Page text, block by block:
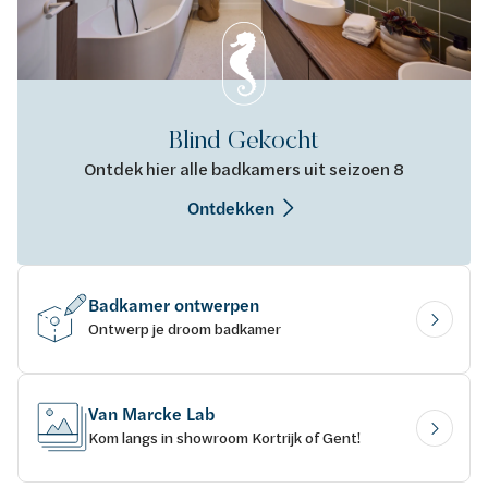
Blind Gekocht
Ontdek hier alle badkamers uit seizoen 8
Ontdekken
Badkamer ontwerpen
Ontwerp je droom badkamer
Van Marcke Lab
Kom langs in showroom Kortrijk of Gent!